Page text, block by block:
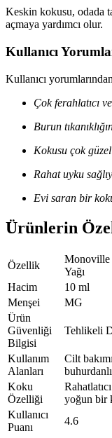
Keskin kokusu, odada
açmaya yardımcı olur.
Kullanıcı
Kullanıcı
Çok ferahlatıcı
Burun
Kokusu çok
Rahat uyku
Evi saran bir
Ürünlerin
Özellik
Yağı
Hacim
10 ml
Menşei
MG
Ürün
Güvenliği
Bilgisi
Tehlikeli
Kullanım
Alanları
Cilt
Koku
Özelliği
yoğun bir
Kullanıcı
Puanı
4.6